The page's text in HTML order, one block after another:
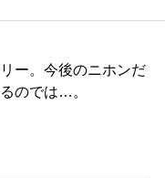
ー。今後のニホンだ
のでは…。